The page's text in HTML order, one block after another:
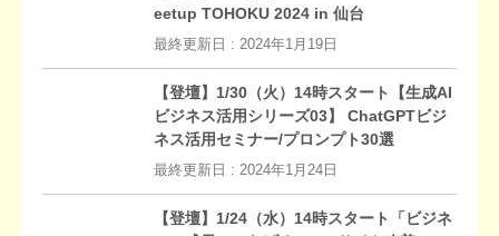
eetup TOHOKU 2024 in 仙台
最終更新日 : 2024年1月19日
【登壇】1/30（火）14時スタート【生成AI
ビジネス活用シリーズ03】 ChatGPTビジ
ネス活用セミナー/プロンプト30選
最終更新日 : 2024年1月24日
【登壇】1/24（水）14時スタート「ビジネ